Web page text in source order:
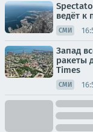
ведёт
СМИ
Запад
ракеты
Times
СМИ